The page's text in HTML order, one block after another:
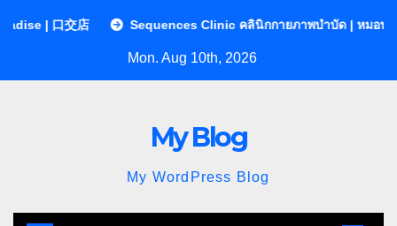
Sequences Clinic คลินิกกายภาพบำบัด | หมอนรองกระดูกทับเส้น
Mon. Aug 10th, 2026
My Blog
My WordPress Blog